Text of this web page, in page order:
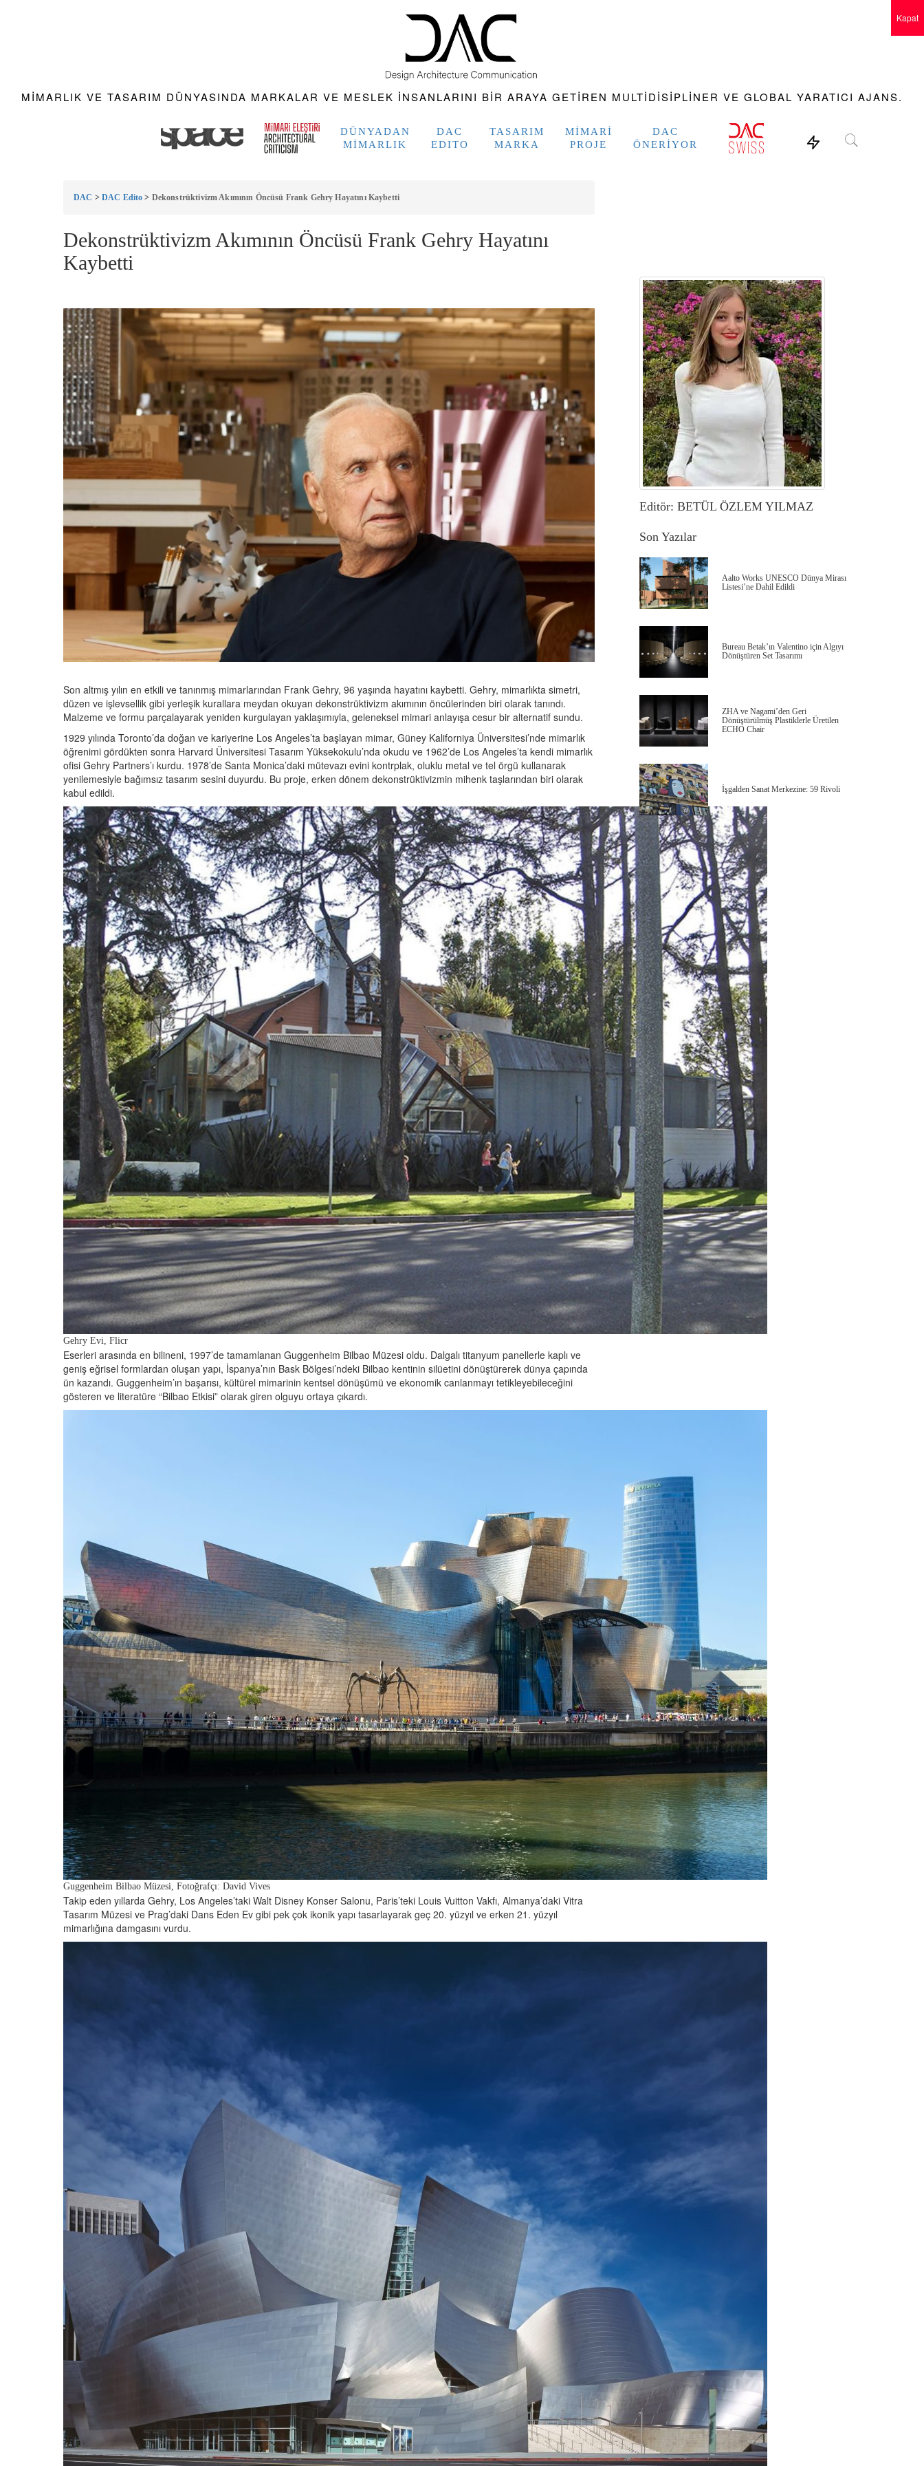
MIMARLIK VE TASARIM DÜNYASINDA MARKALAR VE MESLEK INSANLARINI BIR ARAYA GETIREN MULTIDISIPLINER VE GLOBAL YARATICI AJANS.
DÜNYADAN
MIMARLIK
DAC
EDITO
TASARIM
MARKA
MIMARI
PROJE
DAC
ÖNERIYOR
DAC > DAC Edito > Dekonstrüktivizm Akımının Öncüsü Frank Gehry Hayatını Kaybetti
Dekonstrüktivizm Akımının Öncüsü Frank Gehry Hayatını
Kaybetti
Son altmış yılın en etkili ve tanınmış mimarlarından Frank Gehry, 96 yaşında hayatını kaybetti. Gehry, mimarlıkta simetri,
düzen ve işlevsellik gibi yerleşik kurallara meydan okuyan dekonstrüktivizm akımının öncülerinden biri olarak tanındı.
Malzeme ve formu parçalayarak yeniden kurgulayan yaklaşımıyla, geleneksel mimari anlayışa cesur bir alternatif sundu.
1929 yılında Toronto’da doğan ve kariyerine Los Angeles’ta başlayan mimar, Güney Kaliforniya Üniversitesi’nde mimarlık
öğrenimi gördükten sonra Harvard Üniversitesi Tasarım Yüksekokulu’nda okudu ve 1962’de Los Angeles’ta kendi mimarlık
ofisi Gehry Partners’ı kurdu. 1978’de Santa Monica’daki mütevazı evini kontrplak, oluklu metal ve tel örgü kullanarak
yenilemesiyle bağımsız tasarım sesini duyurdu. Bu proje, erken dönem dekonstrüktivizmin mihenk taşlarından biri olarak
kabul edildi.
Gehry Evi, Flicr
Eserleri arasında en bilineni, 1997’de tamamlanan Guggenheim Bilbao Müzesi oldu. Dalgalı titanyum panellerle kaplı ve
geniş eğrisel formlardan oluşan yapı, İspanya’nın Bask Bölgesi’ndeki Bilbao kentinin silüetini dönüştürerek dünya çapında
ün kazandı. Guggenheim’ın başarısı, kültürel mimarinin kentsel dönüşümü ve ekonomik canlanmayı tetikleyebileceğini
gösteren ve literatüre “Bilbao Etkisi” olarak giren olguyu ortaya çıkardı.
Guggenheim Bilbao Müzesi, Fotoğrafçı: David Vives
Takip eden yıllarda Gehry, Los Angeles’taki Walt Disney Konser Salonu, Paris’teki Louis Vuitton Vakfı, Almanya’daki Vitra
Tasarım Müzesi ve Prag’daki Dans Eden Ev gibi pek çok ikonik yapı tasarlayarak geç 20. yüzyıl ve erken 21. yüzyıl
mimarlığına damgasını vurdu.
Editör: BETÜL ÖZLEM YILMAZ
Son Yazılar
Aalto Works UNESCO Dünya Mirası
Listesi’ne Dahil Edildi
Bureau Betak’ın Valentino için Algıyı
Dönüştüren Set Tasarımı
ZHA ve Nagami’den Geri
Dönüştürülmüş Plastiklerle Üretilen
ECHO Chair
İşgalden Sanat Merkezine: 59 Rivoli
Kapat